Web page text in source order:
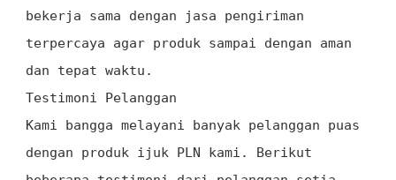
bekerja sama dengan jasa pengiriman
terpercaya agar produk sampai dengan aman
dan tepat waktu.
Testimoni Pelanggan
Kami bangga melayani banyak pelanggan puas
dengan produk ijuk PLN kami. Berikut